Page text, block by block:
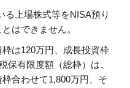
る上場株式等をNISA預り
はできません。
は120万円、成長投資枠
保有限度額（総枠）は、
合わせて1,800万円、そ